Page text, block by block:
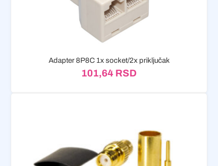
Adapter 8P8C 1x socket/2x priključak
101,64 RSD